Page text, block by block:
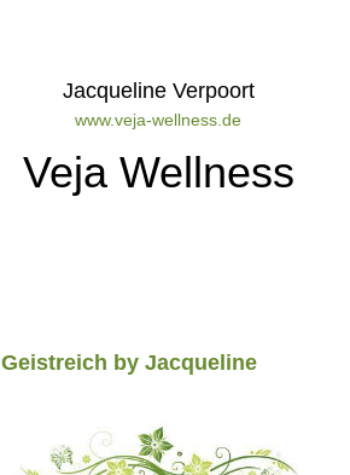
Jacqueline Verpoort
www.veja-wellness.de
Veja Wellness
Geistreich by Jacqueline